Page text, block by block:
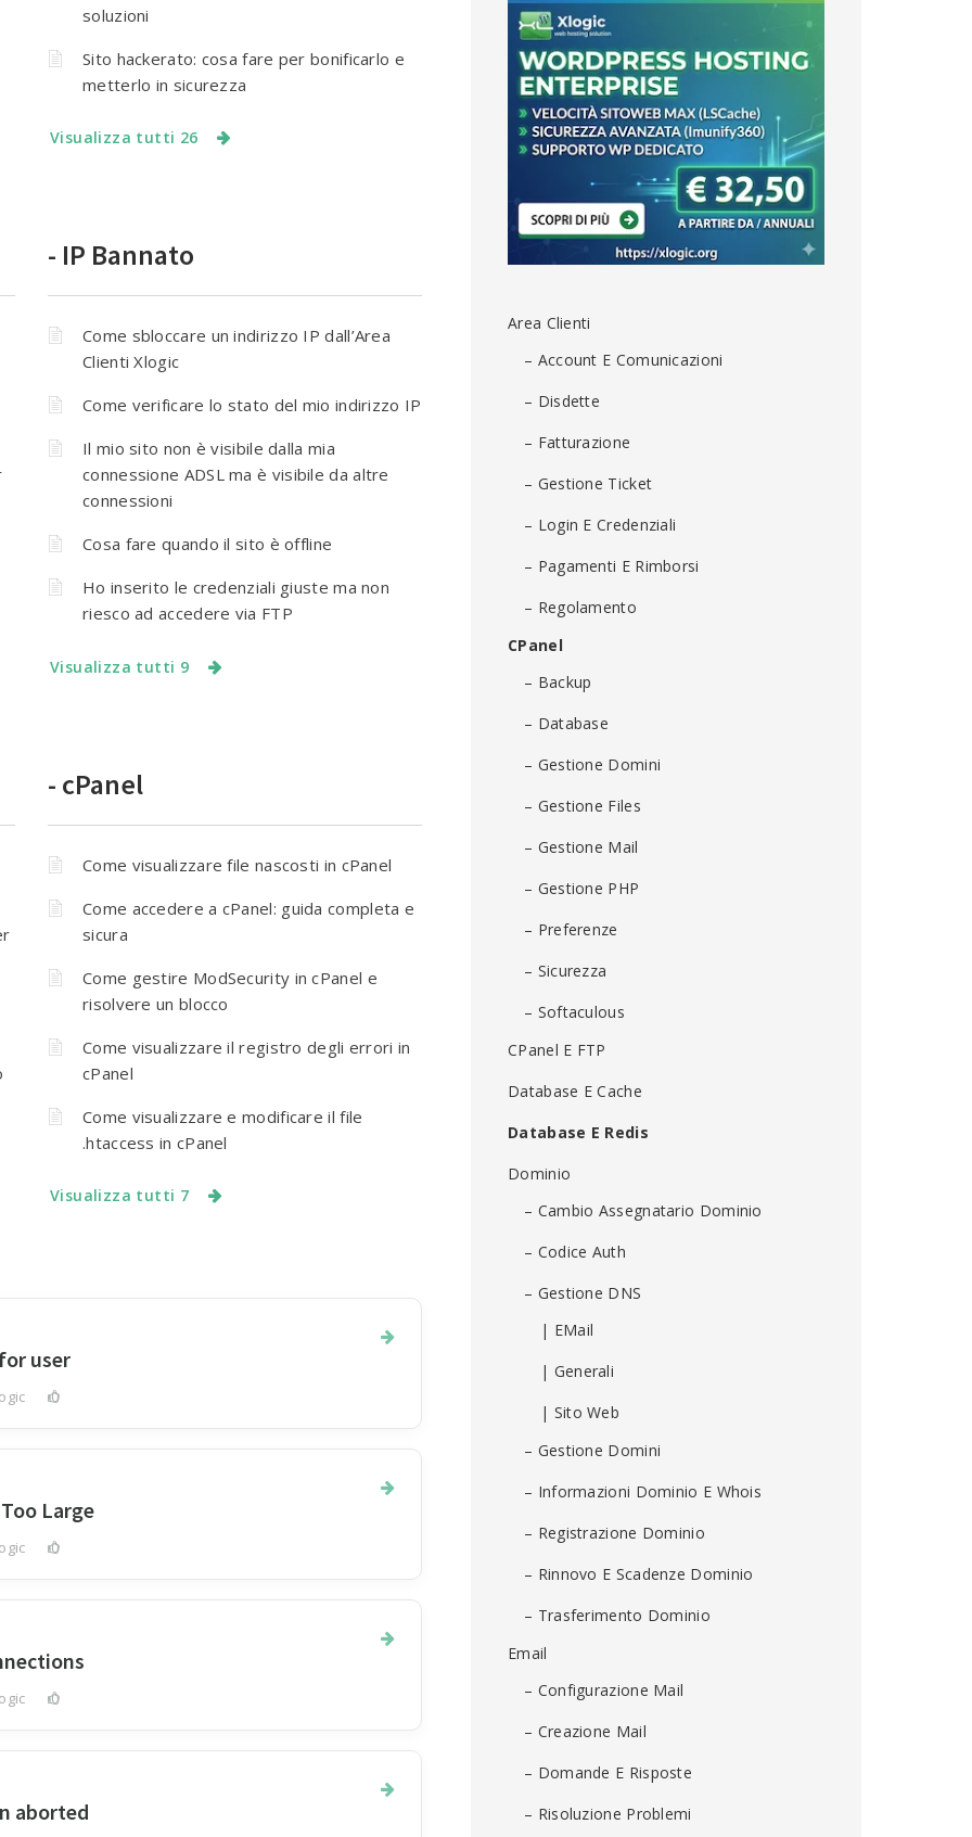
soluzioni
Sito hackerato: cosa fare per bonificarlo e
metterlo in sicurezza
Visualizza tutti 26
- IP Bannato
Come sbloccare un indirizzo IP dall’Area
Clienti Xlogic
Come verificare lo stato del mio indirizzo IP
Il mio sito non è visibile dalla mia
connessione ADSL ma è visibile da altre
connessioni
Cosa fare quando il sito è offline
Ho inserito le credenziali giuste ma non
riesco ad accedere via FTP
Visualizza tutti 9
- cPanel
Come visualizzare file nascosti in cPanel
Come accedere a cPanel: guida completa e
sicura
Come gestire ModSecurity in cPanel e
risolvere un blocco
Come visualizzare il registro degli errori in
cPanel
Come visualizzare e modificare il file
.htaccess in cPanel
Visualizza tutti 7
user
0
Large
0
0
aborted
Area Clienti
– Account E Comunicazioni
– Disdette
– Fatturazione
– Gestione Ticket
– Login E Credenziali
– Pagamenti E Rimborsi
– Regolamento
CPanel
– Backup
– Database
– Gestione Domini
– Gestione Files
– Gestione Mail
– Gestione PHP
– Preferenze
– Sicurezza
– Softaculous
CPanel E FTP
Database E Cache
Database E Redis
Dominio
– Cambio Assegnatario Dominio
– Codice Auth
– Gestione DNS
| EMail
| Generali
| Sito Web
– Gestione Domini
– Informazioni Dominio E Whois
– Registrazione Dominio
– Rinnovo E Scadenze Dominio
– Trasferimento Dominio
Email
– Configurazione Mail
– Creazione Mail
– Domande E Risposte
– Risoluzione Problemi